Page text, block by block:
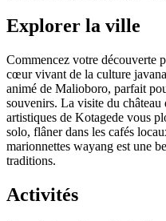
Explorer la ville
Commencez votre découverte
cœur vivant de la culture
animé de Malioboro, parfait
souvenirs. La visite du château
artistiques de Kotagede vous
solo, flâner dans les cafés
marionnettes wayang est une
traditions.
Activités